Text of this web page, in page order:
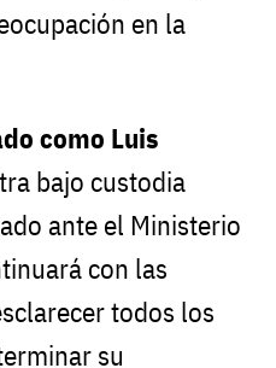
en la
como Luis
bajo custodia
ante el Ministerio
con las
todos los
su